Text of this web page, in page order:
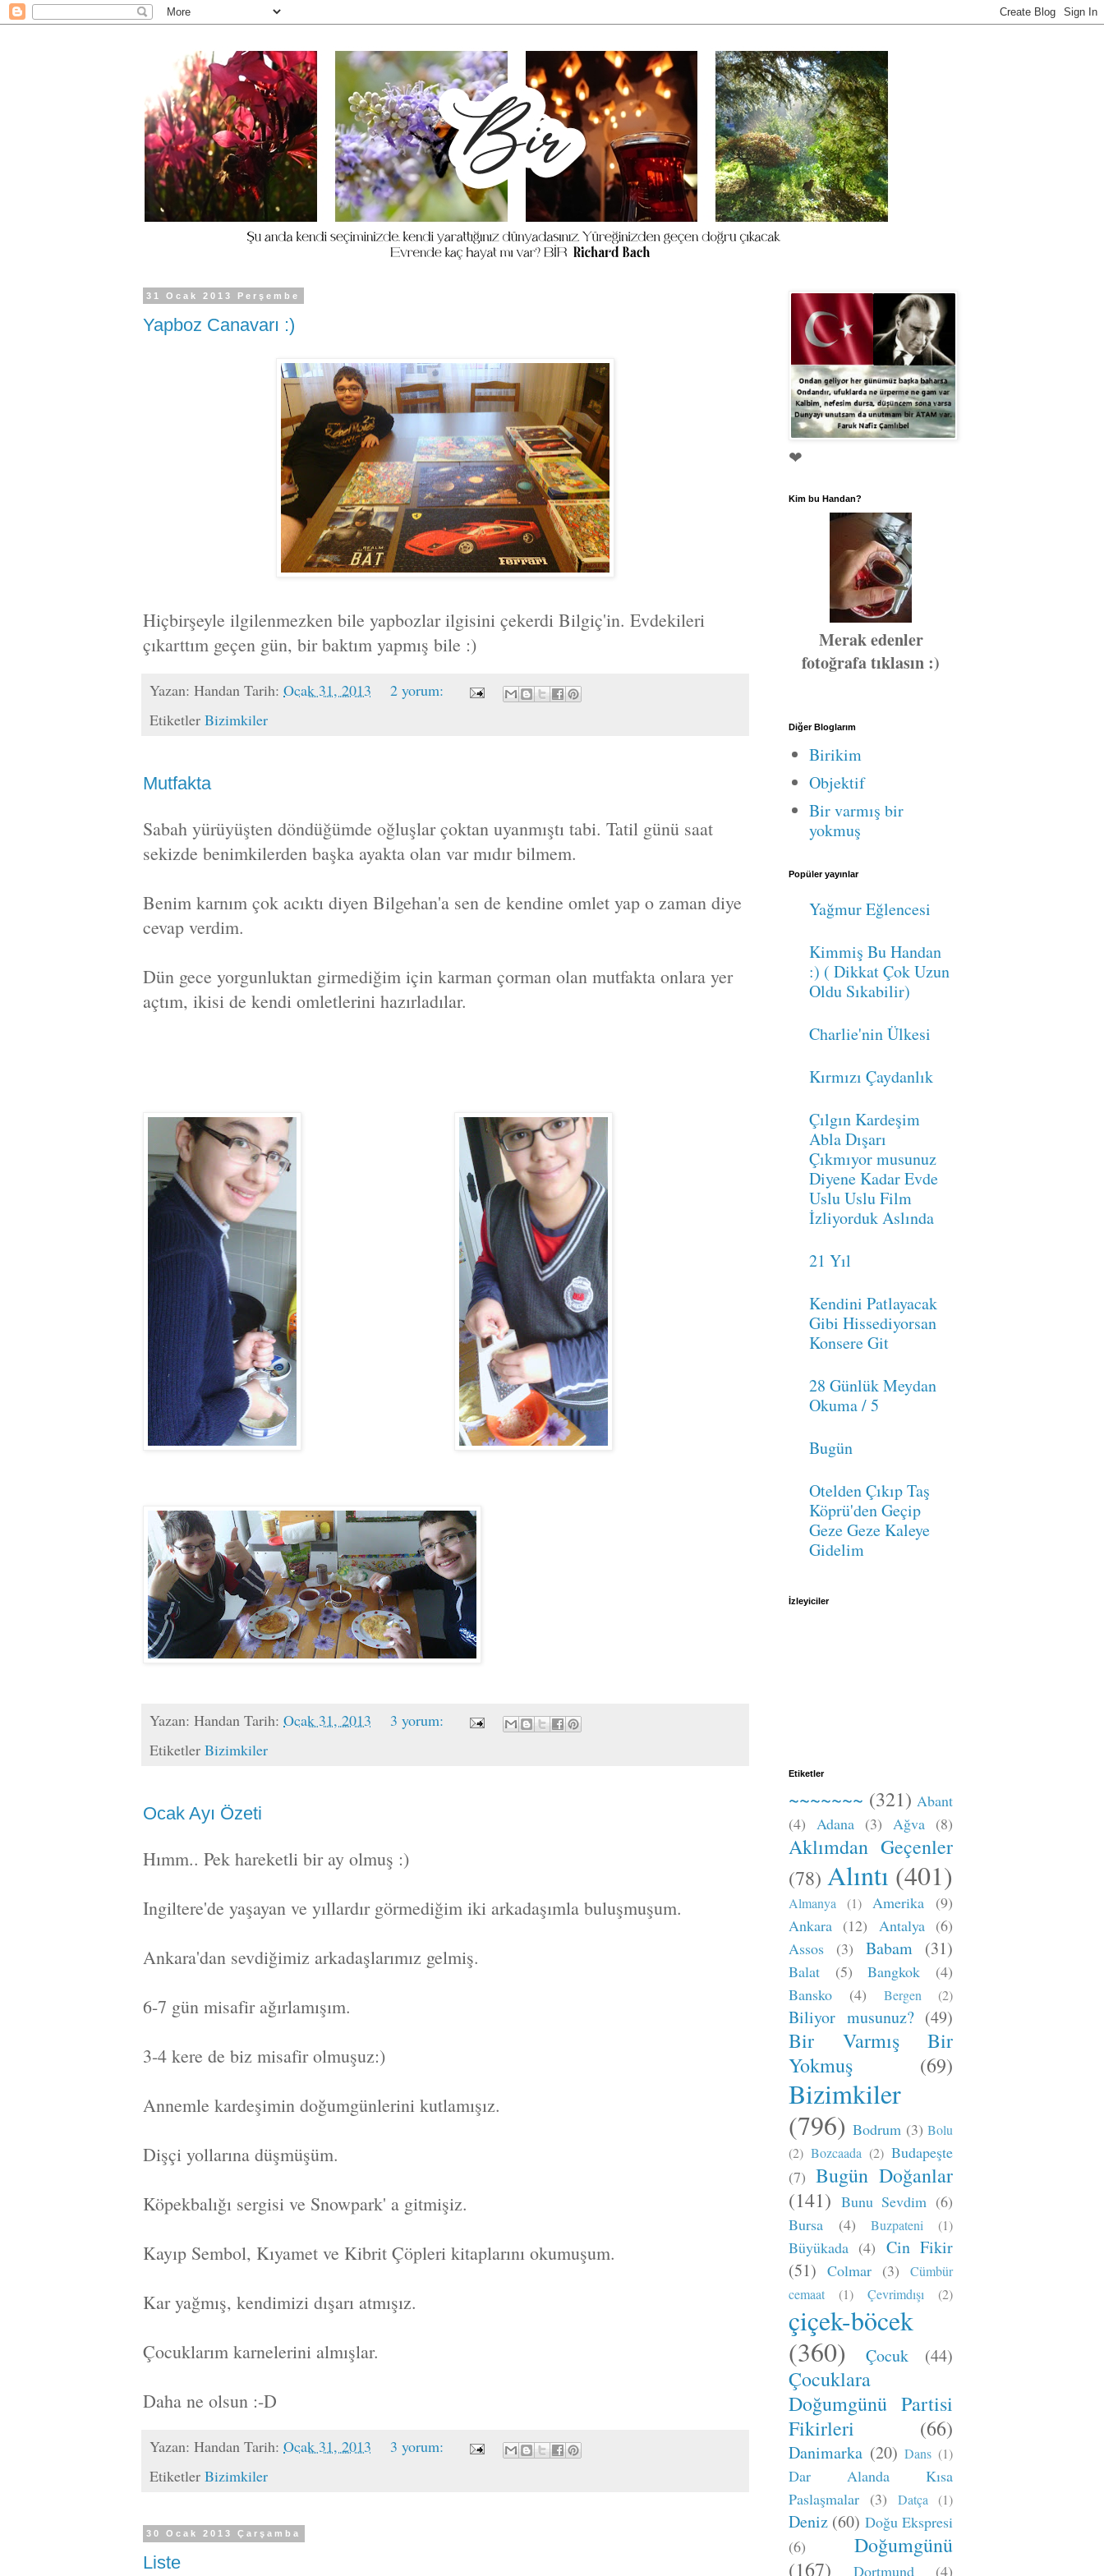
31 Ocak 2013 Perşembe
Yapboz Canavarı :)
Hiçbirşeyle ilgilenmezken bile yapbozlar ilgisini çekerdi Bilgiç'in. Evdekileri
çıkarttım geçen gün, bir baktım yapmış bile :)
Yazan: Handan Tarih: Ocak 31, 2013
2 yorum:
Etiketler Bizimkiler
Mutfakta
Sabah yürüyüşten döndüğümde oğluşlar çoktan uyanmıştı tabi. Tatil günü saat
sekizde benimkilerden başka ayakta olan var mıdır bilmem.
Benim karnım çok acıktı diyen Bilgehan'a sen de kendine omlet yap o zaman diye
cevap verdim.
Dün gece yorgunluktan girmediğim için karman çorman olan mutfakta onlara yer
açtım, ikisi de kendi omletlerini hazırladılar.
Yazan: Handan Tarih: Ocak 31, 2013
3 yorum:
Etiketler Bizimkiler
Ocak Ayı Özeti
Hımm.. Pek hareketli bir ay olmuş :)
Ingiltere'de yaşayan ve yıllardır görmediğim iki arkadaşımla buluşmuşum.
Ankara'dan sevdiğimiz arkadaşlarımız gelmiş.
6-7 gün misafir ağırlamışım.
3-4 kere de biz misafir olmuşuz:)
Annemle kardeşimin doğumgünlerini kutlamışız.
Dişçi yollarına düşmüşüm.
Köpekbalığı sergisi ve Snowpark' a gitmişiz.
Kayıp Sembol, Kıyamet ve Kibrit Çöpleri kitaplarını okumuşum.
Kar yağmış, kendimizi dışarı atmışız.
Çocuklarım karnelerini almışlar.
Daha ne olsun :-D
Yazan: Handan Tarih: Ocak 31, 2013
3 yorum:
Etiketler Bizimkiler
30 Ocak 2013 Çarşamba
Liste
❤
Kim bu Handan?
Merak edenler
fotoğrafa tıklasın :)
Diğer Bloglarım
Birikim
Objektif
Bir varmış bir
yokmuş
Popüler yayınlar
Yağmur Eğlencesi
Kimmiş Bu Handan
:) ( Dikkat Çok Uzun
Oldu Sıkabilir)
Charlie'nin Ülkesi
Kırmızı Çaydanlık
Çılgın Kardeşim
Abla Dışarı
Çıkmıyor musunuz
Diyene Kadar Evde
Uslu Uslu Film
İzliyorduk Aslında
21 Yıl
Kendini Patlayacak
Gibi Hissediyorsan
Konsere Git
28 Günlük Meydan
Okuma / 5
Bugün
Otelden Çıkıp Taş
Köprü'den Geçip
Geze Geze Kaleye
Gidelim
İzleyiciler
Etiketler
~~~~~~~ (321) Abant
(4) Adana (3) Ağva (8)
Aklımdan Geçenler
(78) Alıntı (401)
Almanya (1) Amerika
(9)
Ankara (12) Antalya (6)
Assos
(3) Babam (31)
Balat (5) Bangkok
(4)
Bansko
(4) Bergen (2)
Biliyor musunuz? (49)
Bir Varmış Bir
Yokmuş
(69)
Bizimkiler
(796) Bodrum (3) Bolu
(2) Bozcaada (2) Budapeşte
(7) Bugün Doğanlar
(141) Bunu Sevdim (6)
Bursa
(4) Buzpateni (1)
Büyükada (4) Cin Fikir
(51) Colmar (3)
Cümbür
cemaat
(1) Çevrimdışı (2)
çiçek-böcek
(360)
Çocuk (44)
Çocuklara
Doğumgünü Partisi
Fikirleri
(66)
Danimarka (20) Dans (1)
Dar Alanda Kısa
Paslaşmalar (3) Datça (1)
Deniz (60) Doğu Ekspresi
(6)
Doğumgünü
(167)
Dortmund (4)